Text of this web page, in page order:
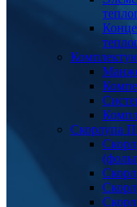
Скорлупа